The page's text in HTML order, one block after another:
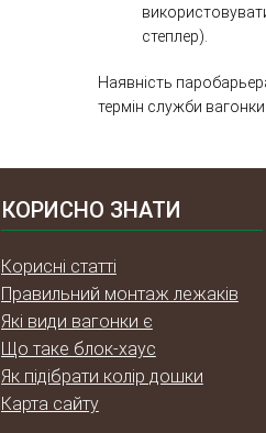
степлер).
Наявність
термін служби вагонки.
КОРИСНО ЗНАТИ
Корисні статті
Правильний монтаж лежаків
Які види вагонки є
Що таке блок-хаус
Як підібрати колір дошки
Карта сайту